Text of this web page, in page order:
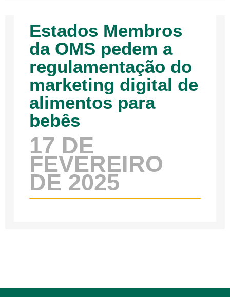
Estados Membros
da OMS pedem a
regulamentação do
marketing digital de
alimentos para
bebês
17 DE
FEVEREIRO
DE 2025